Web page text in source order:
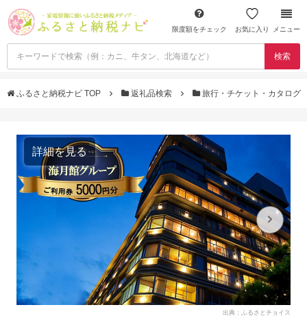
限度額をチェック お気に入り メニュー
検索
ふるさと納税ナビ TOP 返礼品検索 旅行・チケット・カタログ
詳細を見る
出典：ふるさとチョイス